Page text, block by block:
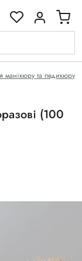
манікюру та педикюру
(100